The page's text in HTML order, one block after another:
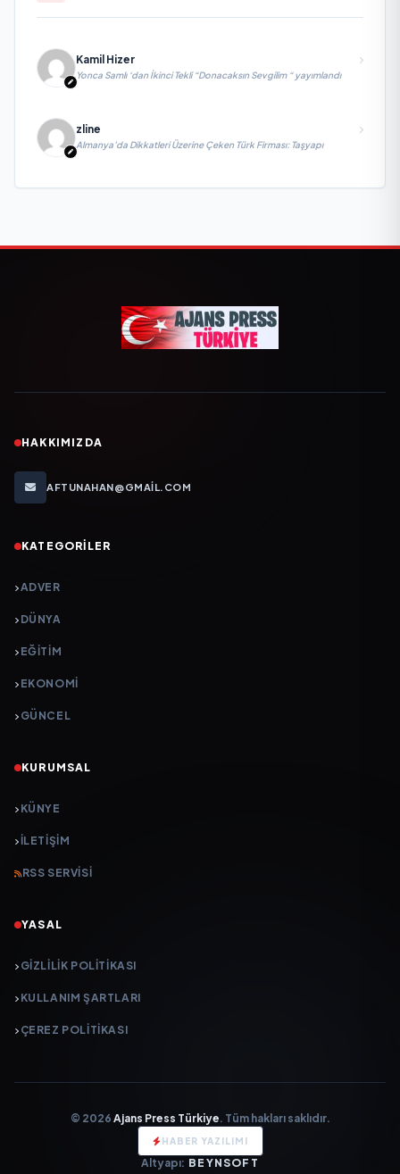
Kamil Hizer
Yonca Samlı ‘dan İkinci Tekli “Donacaksın Sevgilim “ yayımlandı
zline
Almanya’da Dikkatleri Üzerine Çeken Türk Firması: Taşyapı
HAKKIMIZDA
AFTUNAHAN@GMAIL.COM
KATEGORILER
ADVER
DÜNYA
EĞİTİM
EKONOMİ
GÜNCEL
KURUMSAL
KÜNYE
İLETIŞIM
RSS SERVISI
YASAL
GIZLILIK POLITIKASI
KULLANIM ŞARTLARI
ÇEREZ POLITIKASI
© 2026 Ajans Press Türkiye. Tüm hakları saklıdır.
HABER YAZILIMI
Altyapı: BEYNSOFT